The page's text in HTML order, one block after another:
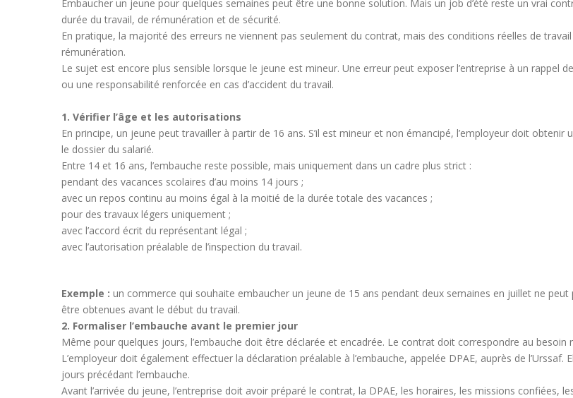
Embaucher un jeune pour quelques semaines peut être une bonne solution. Mais un job d’été reste un vrai
durée du travail, de rémunération et de sécurité.
En pratique, la majorité des erreurs ne viennent pas seulement du contrat, mais des conditions réelles de
rémunération.
Le sujet est encore plus sensible lorsque le jeune est mineur. Une erreur peut exposer l’entreprise à un rappel
ou une responsabilité renforcée en cas d’accident du travail.
1. Vérifier l’âge et les autorisations
En principe, un jeune peut travailler à partir de 16 ans. S’il est mineur et non émancipé, l’employeur doit
le dossier du salarié.
Entre 14 et 16 ans, l’embauche reste possible, mais uniquement dans un cadre plus strict :
pendant des vacances scolaires d’au moins 14 jours ;
avec un repos continu au moins égal à la moitié de la durée totale des vacances ;
pour des travaux légers uniquement ;
avec l’accord écrit du représentant légal ;
avec l’autorisation préalable de l’inspection du travail.
Exemple : un commerce qui souhaite embaucher un jeune de 15 ans pendant deux semaines en juillet ne
être obtenues avant le début du travail.
2. Formaliser l’embauche avant le premier jour
Même pour quelques jours, l’embauche doit être déclarée et encadrée. Le contrat doit correspondre au
L’employeur doit également effectuer la déclaration préalable à l’embauche, appelée DPAE, auprès de
jours précédant l’embauche.
Avant l’arrivée du jeune, l’entreprise doit avoir préparé le contrat, la DPAE, les horaires, les missions confiées,